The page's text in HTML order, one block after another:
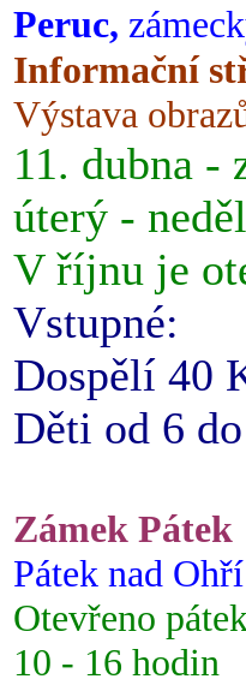
Peruc,
Informační
Výstava
11. dubna -
úterý -
V říjnu je
Vstupné:
Dospělí 40
Děti od 6
Zámek Pátek
Pátek nad Ohří
Otevřeno
10 - 16 hodin